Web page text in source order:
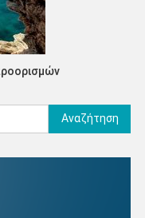
Αναζήτηση
για: